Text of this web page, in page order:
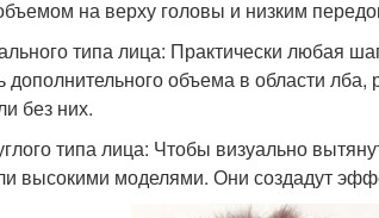
на верху головы и низким
типа лица: Практически любая
дополнительного объема в области
без них.
типа лица: Чтобы визуально
высокими моделями. Они создадут